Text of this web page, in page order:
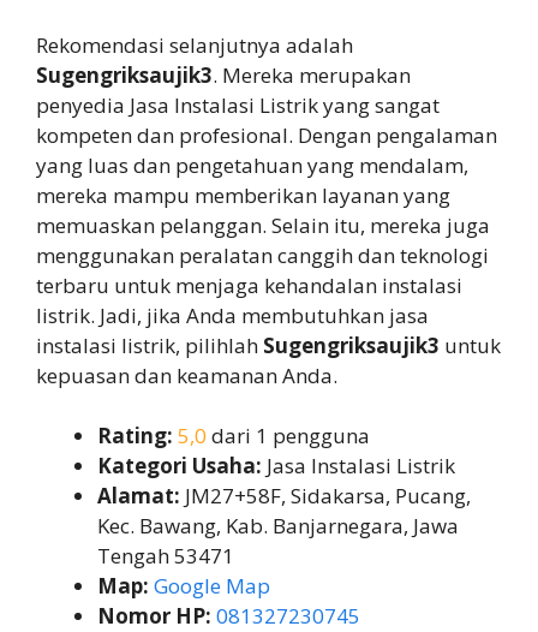
Rekomendasi selanjutnya adalah
Sugengriksaujik3. Mereka merupakan
penyedia Jasa Instalasi Listrik yang sangat
kompeten dan profesional. Dengan pengalaman
yang luas dan pengetahuan yang mendalam,
mereka mampu memberikan layanan yang
memuaskan pelanggan. Selain itu, mereka juga
menggunakan peralatan canggih dan teknologi
terbaru untuk menjaga kehandalan instalasi
listrik. Jadi, jika Anda membutuhkan jasa
instalasi listrik, pilihlah Sugengriksaujik3 untuk
kepuasan dan keamanan Anda.
Rating: 5,0 dari 1 pengguna
Kategori Usaha: Jasa Instalasi Listrik
Alamat: JM27+58F, Sidakarsa, Pucang,
Kec. Bawang, Kab. Banjarnegara, Jawa
Tengah 53471
Map: Google Map
Nomor HP: 081327230745